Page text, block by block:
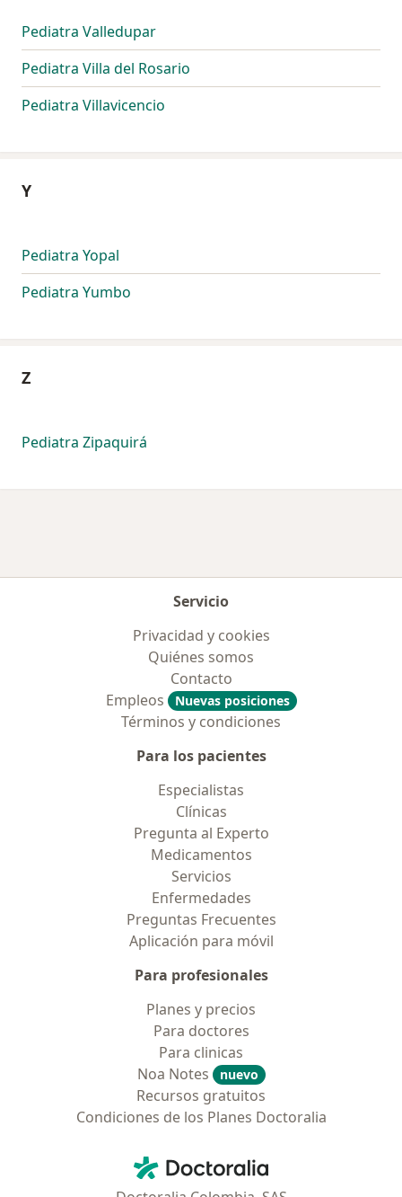
Pediatra Valledupar
Pediatra Villa del Rosario
Pediatra Villavicencio
Y
Pediatra Yopal
Pediatra Yumbo
Z
Pediatra Zipaquirá
Servicio
Privacidad y cookies
Quiénes somos
Contacto
Empleos
Nuevas posiciones
Términos y condiciones
Para los pacientes
Especialistas
Clínicas
Pregunta al Experto
Medicamentos
Servicios
Enfermedades
Preguntas Frecuentes
Aplicación para móvil
Para profesionales
Planes y precios
Para doctores
Para clinicas
Noa Notes
nuevo
Recursos gratuitos
Condiciones de los Planes Doctoralia
Doctoralia - Página de inicio